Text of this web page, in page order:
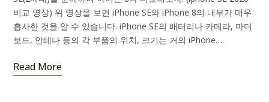
비교 영상) 위 영상을 보면 iPhone SE와 iPhone 8의 내부가 매우
흡사한 것을 알 수 있습니다. iPhone SE의 배터리나 카메라, 마더
보드, 안테나 등의 각 부품의 위치, 크기는 거의 iPhone…
Read More